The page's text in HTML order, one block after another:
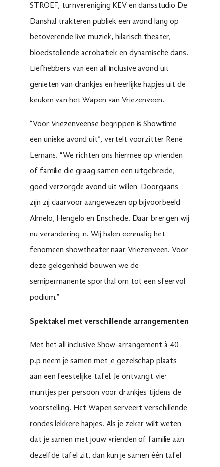
STROEF, turnvereniging KEV en dansstudio De
Danshal trakteren publiek een avond lang op
betoverende live muziek, hilarisch theater,
bloedstollende acrobatiek en dynamische dans.
Liefhebbers van een all inclusive avond uit
genieten van drankjes en heerlijke hapjes uit de
keuken van het Wapen van Vriezenveen.
“Voor Vriezenveense begrippen is Showtime
een unieke avond uit”, vertelt voorzitter René
Lemans. “We richten ons hiermee op vrienden
of familie die graag samen een uitgebreide,
goed verzorgde avond uit willen. Doorgaans
zijn zij daarvoor aangewezen op bijvoorbeeld
Almelo, Hengelo en Enschede. Daar brengen wij
nu verandering in. Wij halen eenmalig het
fenomeen showtheater naar Vriezenveen. Voor
deze gelegenheid bouwen we de
semipermanente sporthal om tot een sfeervol
podium.”
Spektakel met verschillende arrangementen
Met het all inclusive Show-arrangement à 40
p.p neem je samen met je gezelschap plaats
aan een feestelijke tafel. Je ontvangt vier
muntjes per persoon voor drankjes tijdens de
voorstelling. Het Wapen serveert verschillende
rondes lekkere hapjes. Als je zeker wilt weten
dat je samen met jouw vrienden of familie aan
dezelfde tafel zit, dan kun je samen één tafel